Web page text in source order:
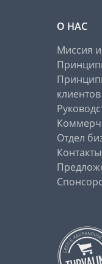
О НАС
Миссия
клиентов
Отдел
Контакты